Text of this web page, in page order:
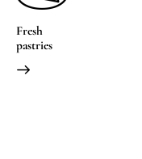
Fresh
pastries